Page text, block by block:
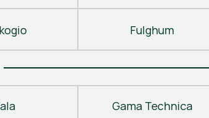
Fulghum
Gama Technica